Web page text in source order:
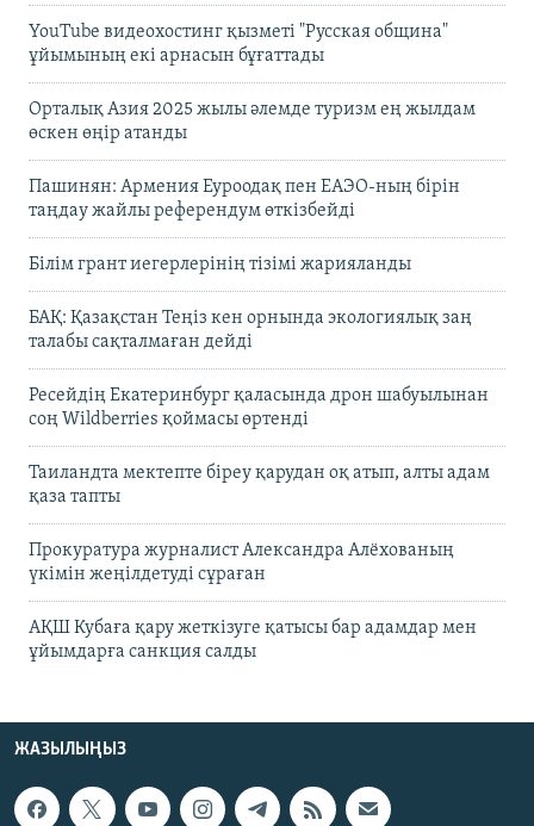
YouTube видеохостинг қызметі "Русская община"
ұйымының екі арнасын бұғаттады
Орталық Азия 2025 жылы әлемде туризм ең жылдам
өскен өңір атанды
Пашинян: Армения Еуроодақ пен ЕАЭО-ның бірін
таңдау жайлы референдум өткізбейді
Білім грант иегерлерінің тізімі жарияланды
БАҚ: Қазақстан Теңіз кен орнында экологиялық заң
талабы сақталмаған дейді
Ресейдің Екатеринбург қаласында дрон шабуылынан
соң Wildberries қоймасы өртенді
Таиландта мектепте біреу қарудан оқ атып, алты адам
қаза тапты
Прокуратура журналист Александра Алёхованың
үкімін жеңілдетуді сұраған
АҚШ Кубаға қару жеткізуге қатысы бар адамдар мен
ұйымдарға санкция салды
ЖАЗЫЛЫҢЫЗ